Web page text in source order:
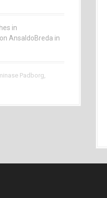
in
AnsaldoBreda in
Padborg,